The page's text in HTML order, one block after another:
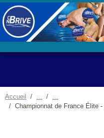
Accueil
Championnat de France Élite -